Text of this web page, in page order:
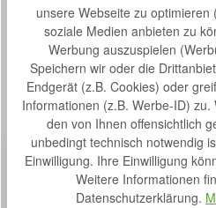
Downloads 1
Bewertungen 1
unsere Webseite zu
soziale Medien anbieten zu
Werbung auszuspielen
Speichern wir oder die
Endgerät (z.B. Cookies) oder
Informationen (z.B. Werbe-ID)
den von Ihnen offensichtlich
unbedingt technisch notwendig
Einwilligung. Ihre Einwilligung
Weitere Informationen
Datenschutzerklärung.